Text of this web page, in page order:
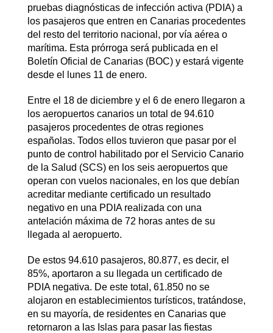
pruebas diagnósticas de infección activa (PDIA) a
los pasajeros que entren en Canarias procedentes
del resto del territorio nacional, por vía aérea o
marítima. Esta prórroga será publicada en el
Boletín Oficial de Canarias (BOC) y estará vigente
desde el lunes 11 de enero.
Entre el 18 de diciembre y el 6 de enero llegaron a
los aeropuertos canarios un total de 94.610
pasajeros procedentes de otras regiones
españolas. Todos ellos tuvieron que pasar por el
punto de control habilitado por el Servicio Canario
de la Salud (SCS) en los seis aeropuertos que
operan con vuelos nacionales, en los que debían
acreditar mediante certificado un resultado
negativo en una PDIA realizada con una
antelación máxima de 72 horas antes de su
llegada al aeropuerto.
De estos 94.610 pasajeros, 80.877, es decir, el
85%, aportaron a su llegada un certificado de
PDIA negativa. De este total, 61.850 no se
alojaron en establecimientos turísticos, tratándose,
en su mayoría, de residentes en Canarias que
retornaron a las Islas para pasar las fiestas